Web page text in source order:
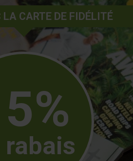
CARTE DE FIDÉLITÉ
rabais